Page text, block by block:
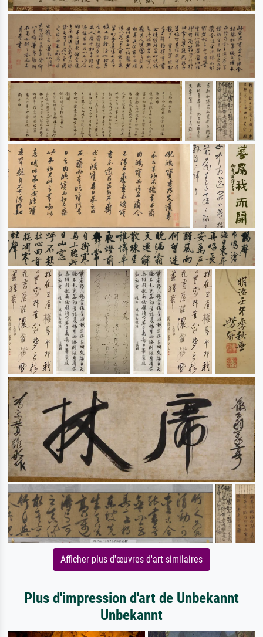
Afficher plus d'œuvres d'art similaires
Plus d'impression d'art de Unbekannt
Unbekannt